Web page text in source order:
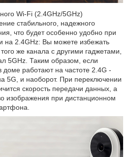
Wi-Fi (2.4GHz/5GHz)
стабильного, надежного
что будет особенно удобно при
на 2.4GHz: Вы можете избежать
же канала с другими гаджетами,
5GHz. Таким образом, если
доме работают на частоте 2.4G -
5G, и наоборот. При переключении
скорость передачи данных, а
изображения при дистанционном